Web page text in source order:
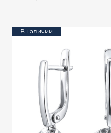
В наличии